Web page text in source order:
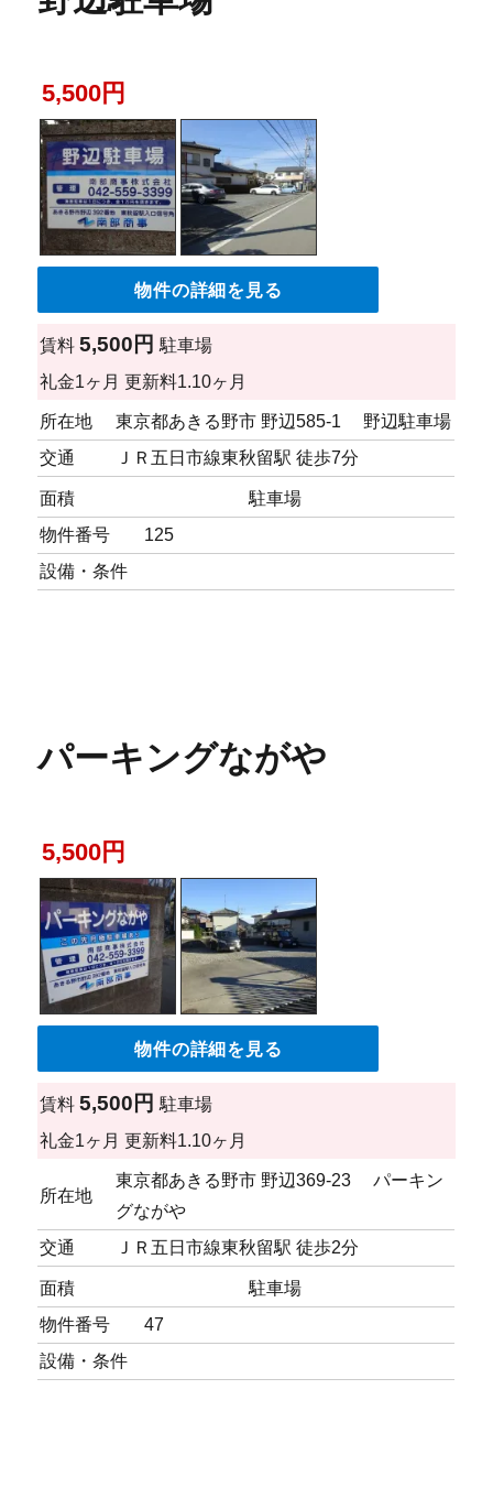
5,500円
物件の詳細を見る
賃料 5,500円駐車場
礼金1ヶ月 更新料1.10ヶ月
所在地
東京都あきる野市 野辺585-1 野辺駐車場
交通
ＪＲ五日市線東秋留駅 徒歩7分
面積
駐車場
物件番号
125
設備・条件
パーキングながや
5,500円
物件の詳細を見る
賃料 5,500円駐車場
礼金1ヶ月 更新料1.10ヶ月
所在地
東京都あきる野市 野辺369-23 パーキン
グながや
交通
ＪＲ五日市線東秋留駅 徒歩2分
面積
駐車場
物件番号
47
設備・条件